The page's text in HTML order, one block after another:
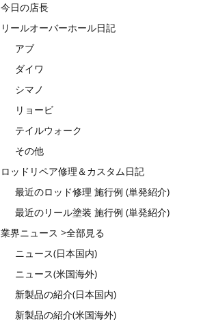
今日の店長
リールオーバーホール日記
アブ
ダイワ
シマノ
リョービ
テイルウォーク
その他
ロッドリペア修理＆カスタム日記
最近のロッド修理 施行例 (単発紹介)
最近のリール塗装 施行例 (単発紹介)
業界ニュース >全部見る
ニュース(日本国内)
ニュース(米国海外)
新製品の紹介(日本国内)
新製品の紹介(米国海外)